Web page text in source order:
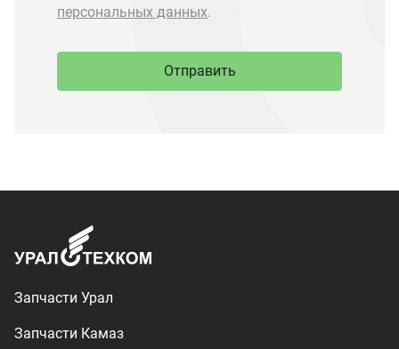
Запчасти Урал
Запчасти Камаз
Спецпредложения
Доставка и оплата
utkm@mail.ru
ул. Нижнезаречная, 71